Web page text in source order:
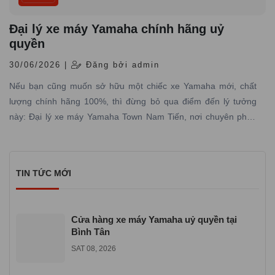
Đại lý xe máy Yamaha chính hãng uỷ
quyền
30/06/2026 | Đăng bởi admin
Nếu bạn cũng muốn sở hữu một chiếc xe Yamaha mới, chất
lượng chính hãng 100%, thì đừng bỏ qua điểm đến lý tưởng
này: Đại lý xe máy Yamaha Town Nam Tiến, nơi chuyên phân
TIN TỨC MỚI
Cửa hàng xe máy Yamaha uỷ quyền tại
Bình Tân
SAT 08, 2026